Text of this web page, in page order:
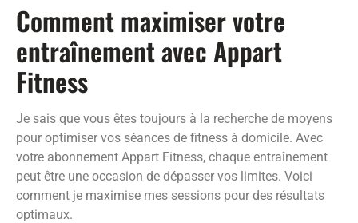
Comment maximiser votre
entraînement avec Appart
Fitness
Je sais que vous êtes toujours à la recherche de moyens
pour optimiser vos séances de fitness à domicile. Avec
votre abonnement Appart Fitness, chaque entraînement
peut être une occasion de dépasser vos limites. Voici
comment je maximise mes sessions pour des résultats
optimaux.